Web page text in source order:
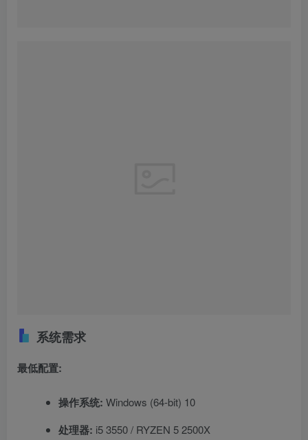
系统需求
最低配置:
操作系统: Windows (64-bit) 10
处理器: i5 3550 / RYZEN 5 2500X